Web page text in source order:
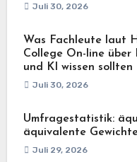
Juli 30, 2026
Was Fachleute laut
College On-line über
und KI wissen sollten
Juli 30, 2026
Umfragestatistik:
äquivalente
Juli 29, 2026